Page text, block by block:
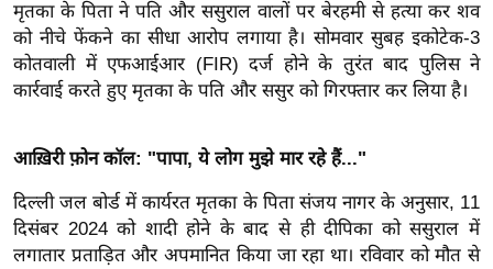
बे
मि
सा
ल
ख्सि
य
त
यं
मृतका के पिता ने पति और ससुराल वालों पर बेरहमी से हत्या कर शव
को नीचे फेंकने का सीधा आरोप लगाया है। सोमवार सुबह इकोटेक-3
कोतवाली में एफआईआर (FIR) दर्ज होने के तुरंत बाद पुलिस ने
कार्रवाई करते हुए मृतका के पति और ससुर को गिरफ्तार कर लिया है।
आख़िरी फ़ोन कॉल: "पापा, ये लोग मुझे मार रहे हैं..."
दिल्ली जल बोर्ड में कार्यरत मृतका के पिता संजय नागर के अनुसार, 11
दिसंबर 2024 को शादी होने के बाद से ही दीपिका को ससुराल में
लगातार प्रताड़ित और अपमानित किया जा रहा था। रविवार को मौत से